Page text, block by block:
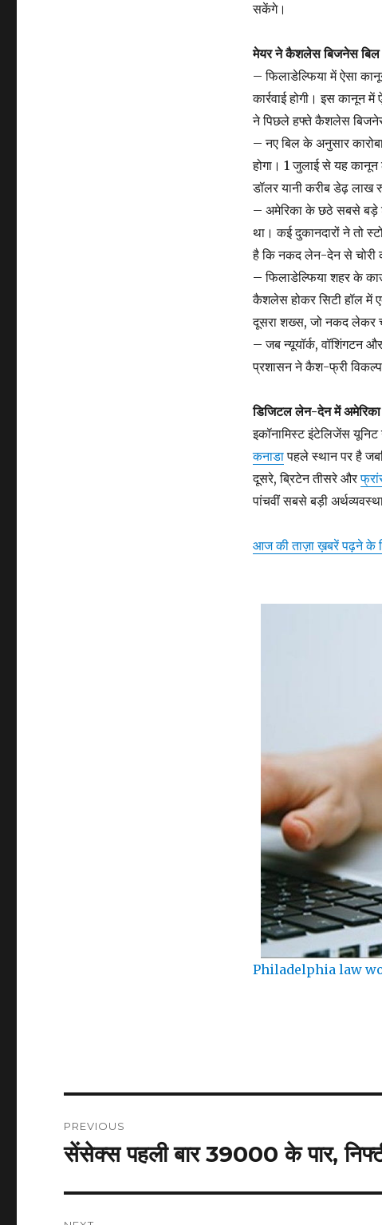
सकेंगे।
मेयर ने कैशलेस बिजनेस बिल
– फिलाडेल्फिया में ऐसा
कार्रवाई होगी। इस कानून
ने पिछले हफ्ते कैशलेस बिजनेस
– नए बिल के अनुसार
होगा। 1 जुलाई से यह कानून
डॉलर यानी करीब डेढ़ लाख
– अमेरिका के छठे सबसे बड़े
था। कई दुकानदारों ने तो
है कि नकद लेन-देन से चोरी
– फिलाडेल्फिया शहर के
कैशलेस होकर सिटी हॉल में
दूसरा शख्स, जो नकद लेकर
– जब न्यूयॉर्क, वॉशिंगटन
प्रशासन ने कैश-फ्री विकल्प
डिजिटल लेन-देन में
इकॉनामिस्ट इंटेलिजेंस
कनाडापहले स्थान पर है
दूसरे, ब्रिटेन तीसरे और
पांचवीं सबसे बड़ी
आज की ताज़ा ख़बरें पढ़ने के
Philadelphia law
navigation
PREVIOUS
Previous
सेंसेक्स पहली बार 39000 के पार,